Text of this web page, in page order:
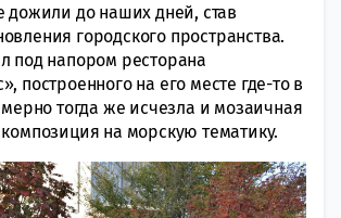
дожили до наших дней, став
городского пространства.
под напором ресторана
построенного на его месте где-то в
тогда же исчезла и мозаичная
композиция на морскую тематику.